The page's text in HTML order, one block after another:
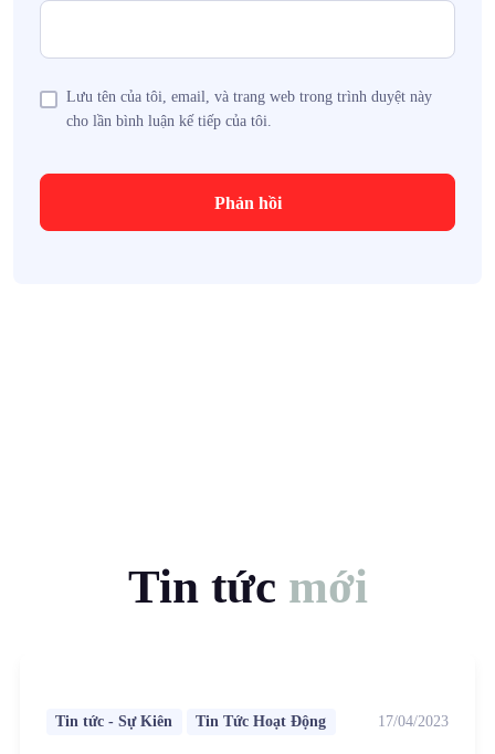
Lưu tên của tôi, email, và trang web trong trình duyệt này
cho lần bình luận kế tiếp của tôi.
Tin tức mới
Tin tức - Sự Kiên Tin Tức Hoạt Động 17/04/2023